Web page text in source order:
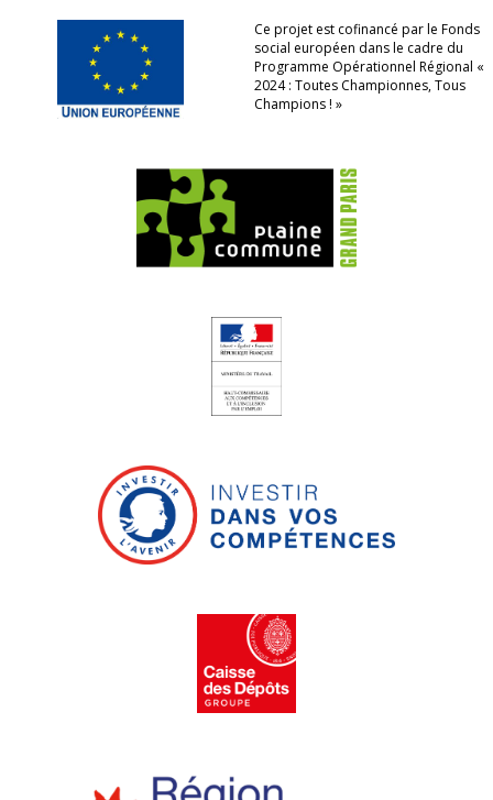
Ce projet est cofinancé par le Fonds
social européen dans le cadre du
Programme Opérationnel Régional «
2024 : Toutes Championnes, Tous
Champions ! »